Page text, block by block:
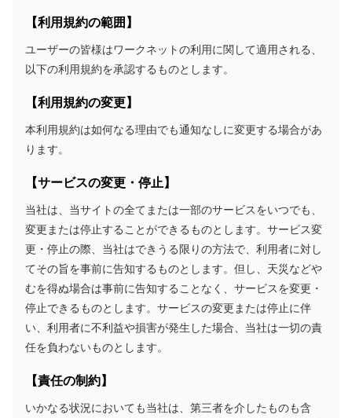
【利用規約の範囲】
ユーザーの皆様はワークネットの利用に関して適用される、
以下の利用規約を承認するものとします。
【利用規約の変更】
本利用規約は如何なる理由でも通知なしに変更する場合があ
ります。
【サービスの変更・停止】
当社は、当サイトの全てまたは一部のサービスをいつでも、
変更または停止することができるものとします。サービス変
更・停止の際、当社はできうる限りの方法で、利用者に対し
てその旨を事前に告知するものとします。但し、天災などや
むを得ぬ場合は事前に告知することなく、サービスを変更・
停止できるものとします。サービスの変更または停止に伴
い、利用者に不利益や損害が発生した場合、当社は一切の責
任を負わないものとします。
【責任の制約】
いかなる状況においても当社は、第三者を介したものも含